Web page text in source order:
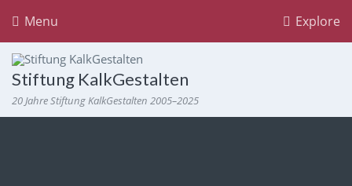
Explore
Menu
Stiftung KalkGestalten
20 Jahre Stiftung KalkGestalten 2005–2025